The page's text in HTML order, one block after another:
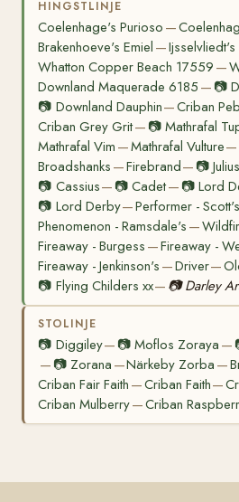
HINGSTLINJE
Coelenhage's Purioso —
Brakenhoeve's Emiel —
Whatton Copper Beach 17559 —
Downland Maquerade 6185 — 📷
📷 Downland Dauphin—Criban
Criban Grey Grit— 📷Mathrafal
Mathrafal Vim —Mathrafal Vulture—
Broadshanks —Firebrand— 📷
📷 Cassius— 📷Cadet— 📷 Lord
📷 Lord Derby—Performer - Scott's
Phenomenon - Ramsdale's —
Fireaway - Burgess —Fireaway -
Fireaway - Jenkinson's —Driver—
📷 Flying Childers xx— 📷 Darley
STOLINJE
📷 Diggiley— 📷Moflos Zoraya —
— 📷 Zorana —Närkeby Zorba —
Criban Fair Faith —Criban Faith—
Criban Mulberry—Criban